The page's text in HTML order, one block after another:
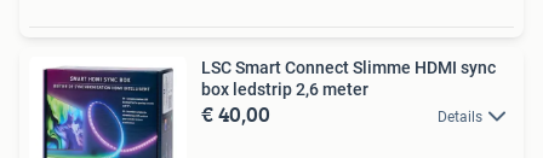
LSC Smart Connect Slimme HDMI sync
box ledstrip 2,6 meter
€ 40,00 Details